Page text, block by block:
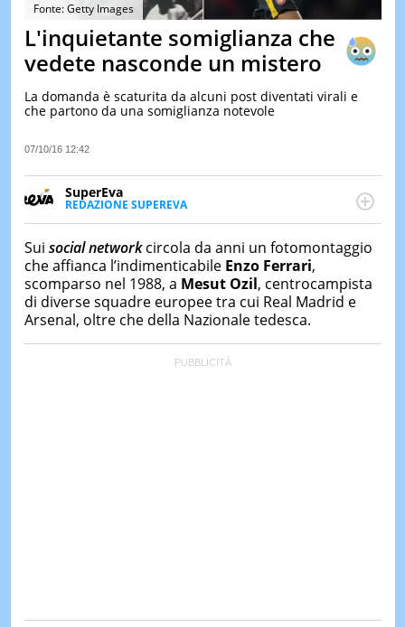
TEST
&
LE
DI
Fonte: Getty Images
L'inquietante somiglianza che
vedete nasconde un mistero
La domanda è scaturita da alcuni post diventati virali e
che partono da una somiglianza notevole
07/10/16 12:42
SuperEva
REDAZIONE SUPEREVA
SuperEva è il magazine di Italiaonline dedicato a
Pensato per tutti ma soprattutto per la GenZ, molto
“social” e sempre in cerca di notizie originali. Dalle
tendenze del momento ai fatti più strani alle
scoperte più divertenti: mille storie da scoprire ogni
giorno”
Sui social networkcircola da anni un fotomontaggio
che affianca l’indimenticabile Enzo Ferrari,
scomparso nel 1988, a Mesut Ozil, centrocampista
di diverse squadre europee tra cui Real Madrid e
Arsenal, oltre che della Nazionale tedesca.